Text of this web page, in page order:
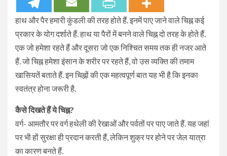
हाथ और पैर हमारी कुंडली की तरह होते हैं. इनमें पाए जाने वाले चिह्न कई
प्रकार के योग दर्शाते हैं. हाथ या पैरों में बनने वाले चिह्न दो तरह के होते हैं.
एक जो हमेशा रहते हैं और दूसरा जो एक निश्चित समय तक ही नजर आते
हैं. जो चिह्न हमेशा इंसान के शरीर पर रहते हैं, वो उस व्यक्ति की तमाम
खासियतें बताते हैं. इन चिह्नों की एक महत्वपूर्ण बात यह भी है कि इनका
स्वतंत्र होना जरूरी है.
कैसे दिखते हैं ये चिह्न?
वर्ग- आमतौर पर वर्ग हथेली की रेखाओं और पर्वतों पर पाए जाते हैं. यह जहां
पर भी हों सुरक्षा ही प्रदान करती हैं, लेकिन शुक्र पर होने पर जेल यात्रा
का कारण बनते हैं.